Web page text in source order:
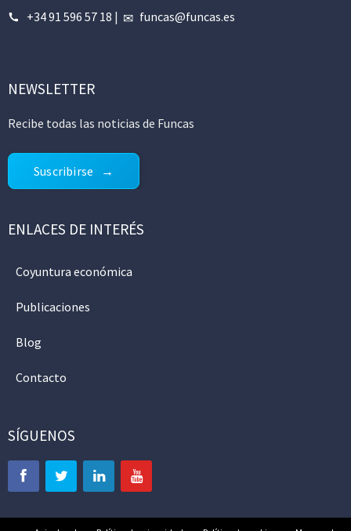
+34 91 596 57 18 | funcas@funcas.es
NEWSLETTER
Recibe todas las noticias de Funcas
Suscribirse
ENLACES DE INTERÉS
Coyuntura económica
Publicaciones
Blog
Contacto
SÍGUENOS